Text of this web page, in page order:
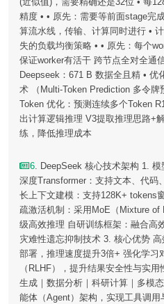
精度 • • 原先：需要等前面stage完
算流水线，传输、计算同时进行 •
失的负载均衡策略 • • 原先：每个
保证worker有活干 跨节点全对全通
Deepseek：671 B 数据全且精 •
术 （Multi-Token Prediction 多令牌
Token 优化：预测连续多个Token
出计算逻辑推理 V3提取推理思路+
练，降低推理成本
6. DeepSeek 核心技术架构 1.
深度Transformer：支持文本、代码
长上下文建模：支持128K+ tokens
疏激活机制：采用MoE（Mixture
级高效推理 自研训练框架：融合高
灾难性遗忘抑制技术 3. 核心优势
部署，推理速度提升3倍+ 强化学习
（RLHF），提升结果安全性与实
生成｜数据分析｜科研计算｜多模
能体（Agent）架构，实现工具调